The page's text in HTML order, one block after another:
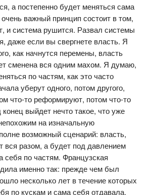
а постепенно будет меняться сама
важный принцип состоит в том,
и система рушится. Развал системы
даже если вы свергнете власть. Я
как начнутся перемены, власть
сменена вся одним махом. Я думаю,
по частям, как это часто
уберут одного, потом другого,
что-то реформируют, потом что-то
конец выйдет нечто такое, что уже
на изначальную
возможный сценарий: власть,
вся разом, а будет под давлением
себя по частям. Французская
именно так: прежде чем был
несколько лет в течение которых
по кускам и сама себя отдавала.